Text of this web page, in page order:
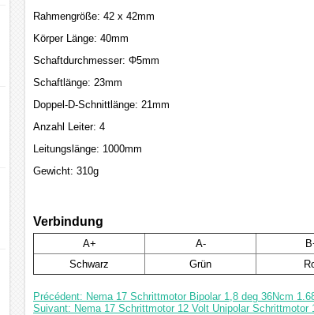
Rahmengröße: 42 x 42mm
Körper Länge: 40mm
Schaftdurchmesser: Φ5mm
Schaftlänge: 23mm
Doppel-D-Schnittlänge: 21mm
Anzahl Leiter: 4
Leitungslänge: 1000mm
Gewicht: 310g
Verbindung
A+ A-
Schwarz
Grün
Précédent: Nema 17 Schrittmotor Bipolar 1,8 deg 36Ncm
Suivant: Nema 17 Schrittmotor 12 Volt Unipolar Schrittmotor